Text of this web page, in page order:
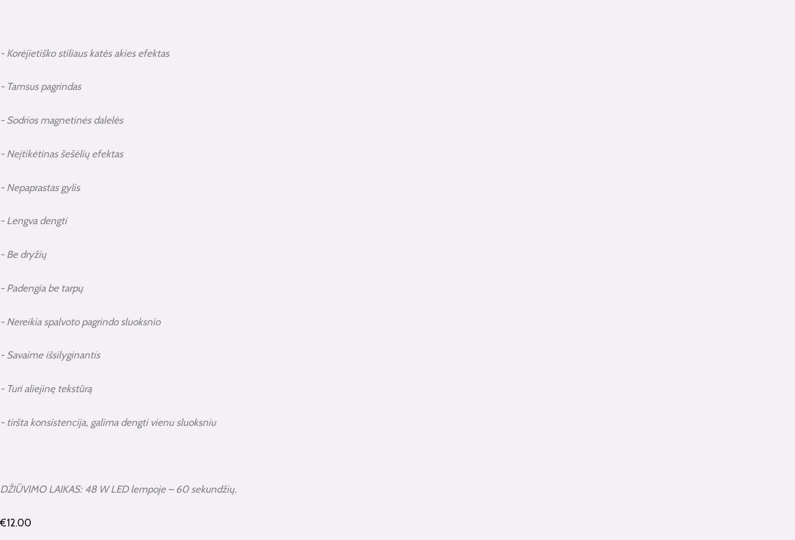
- Korėjietiško stiliaus katės akies efektas
- Tamsus pagrindas
- Sodrios magnetinės dalelės
- Neįtikėtinas šešėlių efektas
- Nepaprastas gylis
- Lengva dengti
- Be dryžių
- Padengia be tarpų
- Nereikia spalvoto pagrindo sluoksnio
- Savaime išsilyginantis
- Turi aliejinę tekstūrą
- tiršta konsistencija, galima dengti vienu sluoksniu
DŽIŪVIMO LAIKAS: 48 W LED lempoje – 60 sekundžių.
€12.00